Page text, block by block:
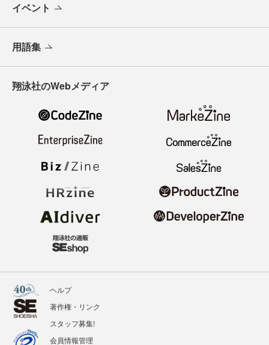
イベント
用語集
翔泳社のWebメディア
ヘルプ
著作権・リンク
スタッフ募集!
会員情報管理